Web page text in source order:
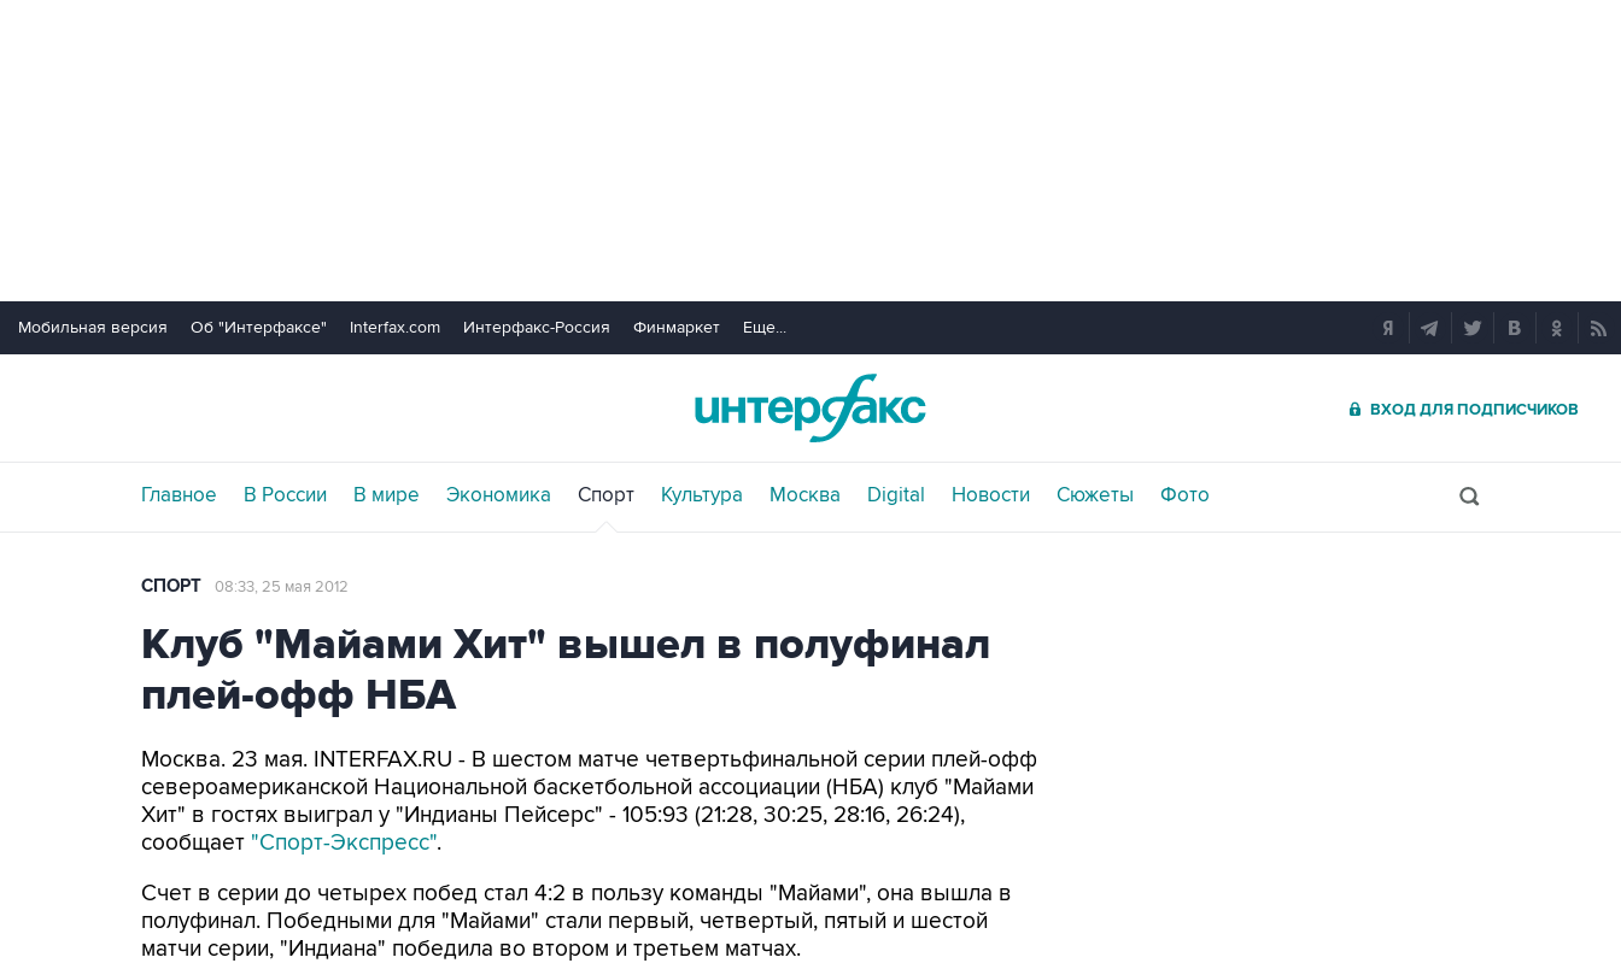
Мобильная версия Об "Интерфаксе" Interfax.com Интерфакс-Россия Финмаркет Еще...
ВХОД ДЛЯ ПОДПИСЧИКОВ
Главное В России В мире Экономика Спорт Культура Москва Digital Новости Сюжеты Фото
СПОРТ 08:33, 25 мая 2012
Клуб "Майами Хит" вышел в полуфинал
плей-офф НБА
Москва. 23 мая. INTERFAX.RU - В шестом матче четвертьфинальной серии плей-офф
североамериканской Национальной баскетбольной ассоциации (НБА) клуб "Майами
Хит" в гостях выиграл у "Индианы Пейсерс" - 105:93 (21:28, 30:25, 28:16, 26:24),
сообщает "Спорт-Экспресс".
Счет в серии до четырех побед стал 4:2 в пользу команды "Майами", она вышла в
полуфинал. Победными для "Майами" стали первый, четвертый, пятый и шестой
матчи серии, "Индиана" победила во втором и третьем матчах.